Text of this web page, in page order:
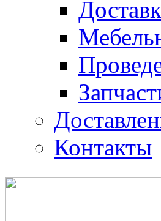
Контакты